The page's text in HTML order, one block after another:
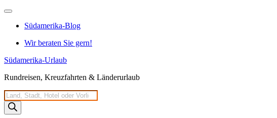
Zum
springenSüdamerika-Blog
Wir beraten Sie gern!
Südamerika-Urlaub
Rundreisen, Kreuzfahrten & Länderurlaub
Products
search